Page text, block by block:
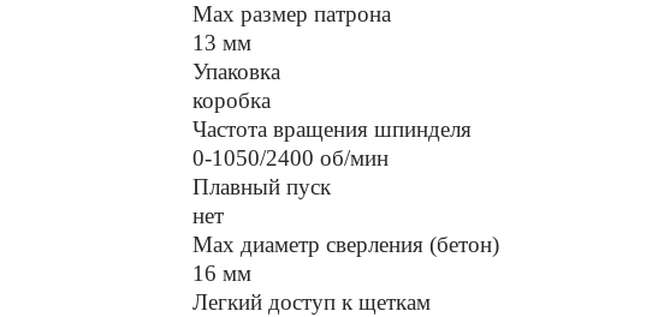
Max размер патрона
13 мм
Упаковка
коробка
Частота вращения шпинделя
0-1050/2400 об/мин
Плавный пуск
нет
Мах диаметр сверления (бетон)
16 мм
Легкий доступ к щеткам